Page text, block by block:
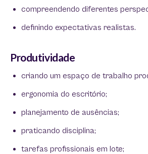
compreendendo diferentes
definindo expectativas realistas.
Produtividade
criando um espaço de trabalho
ergonomia do escritório;
planejamento de ausências;
praticando disciplina;
tarefas profissionais em lote;